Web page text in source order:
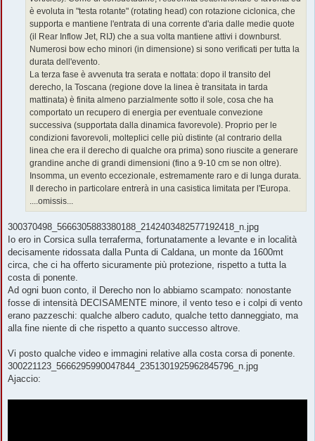
è evoluta in "testa rotante" (rotating head) con rotazione ciclonica, che
supporta e mantiene l'entrata di una corrente d'aria dalle medie quote
(il Rear Inflow Jet, RIJ) che a sua volta mantiene attivi i downburst.
Numerosi bow echo minori (in dimensione) si sono verificati per tutta la
durata dell'evento.
La terza fase è avvenuta tra serata e nottata: dopo il transito del
derecho, la Toscana (regione dove la linea è transitata in tarda
mattinata) è finita almeno parzialmente sotto il sole, cosa che ha
comportato un recupero di energia per eventuale convezione
successiva (supportata dalla dinamica favorevole). Proprio per le
condizioni favorevoli, molteplici celle più distinte (al contrario della
linea che era il derecho di qualche ora prima) sono riuscite a generare
grandine anche di grandi dimensioni (fino a 9-10 cm se non oltre).
Insomma, un evento eccezionale, estremamente raro e di lunga durata.
Il derecho in particolare entrerà in una casistica limitata per l'Europa.
....omissis...
300370498_5666305883380188_2142403482577192418_n.jpg
Io ero in Corsica sulla terraferma, fortunatamente a levante e in località
decisamente ridossata dalla Punta di Caldana, un monte da 1600mt
circa, che ci ha offerto sicuramente più protezione, rispetto a tutta la
costa di ponente.
Ad ogni buon conto, il Derecho non lo abbiamo scampato: nonostante
fosse di intensità DECISAMENTE minore, il vento teso e i colpi di vento
erano pazzeschi: qualche albero caduto, qualche tetto danneggiato, ma
alla fine niente di che rispetto a quanto successo altrove.
Vi posto qualche video e immagini relative alla costa corsa di ponente.
300221123_5666295990047844_2351301925962845796_n.jpg
Ajaccio: